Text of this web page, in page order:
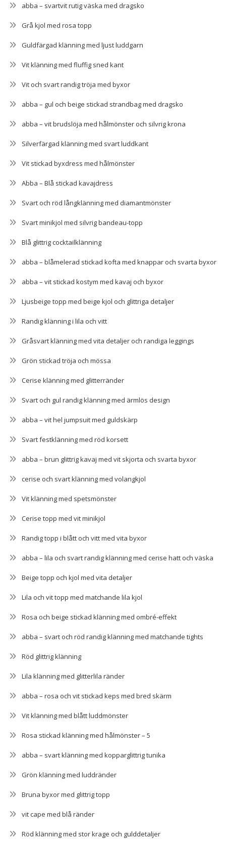
abba – svartvit rutig väska med dragsko
Grå kjol med rosa topp
Guldfärgad klänning med ljust luddgarn
Vit klänning med fluffig sned kant
Vit och svart randig tröja med byxor
abba – gul och beige stickad strandbag med dragsko
abba – vit brudslöja med hålmönster och silvrig krona
Silverfärgad klänning med svart luddkant
Vit stickad byxdress med hålmönster
Abba – Blå stickad kavajdress
Svart och röd långklänning med diamantmönster
Svart minikjol med silvrig bandeau-topp
Blå glittrig cocktailklänning
abba – blåmelerad stickad kofta med knappar och svarta byxor
abba – vit stickad kostym med kavaj och byxor
Ljusbeige topp med beige kjol och glittriga detaljer
Randig klänning i lila och vitt
Gråsvart klänning med vita detaljer och randiga leggings
Grön stickad tröja och mössa
Cerise klänning med glitterränder
Svart och gul randig klänning med ärmlös design
abba – vit hel jumpsuit med guldskärp
Svart festklänning med röd korsett
abba – brun glittrig kavaj med vit skjorta och svarta byxor
cerise och svart klänning med volangkjol
Vit klänning med spetsmönster
Cerise topp med vit minikjol
Randig topp i blått och vitt med vita byxor
abba – lila och svart randig klänning med cerise hatt och väska
Beige topp och kjol med vita detaljer
Lila och vit topp med matchande lila kjol
Rosa och beige stickad klänning med ombré-effekt
abba – svart och röd randig klänning med matchande tights
Röd glittrig klänning
Lila klänning med glitterlila ränder
abba – rosa och vit stickad keps med bred skärm
Vit klänning med blått luddmönster
Rosa stickad klänning med hålmönster – 5
abba – svart klänning med kopparglittrig tunika
Grön klänning med luddränder
Bruna byxor med glittrig topp
vit cape med blå ränder
Röd klänning med stor krage och gulddetaljer